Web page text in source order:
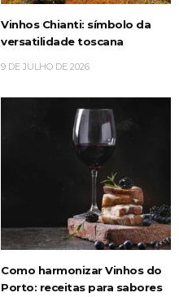
Vinhos Chianti: símbolo da
versatilidade toscana
9 DE JULHO DE 2026
Como harmonizar Vinhos do
Porto: receitas para sabores